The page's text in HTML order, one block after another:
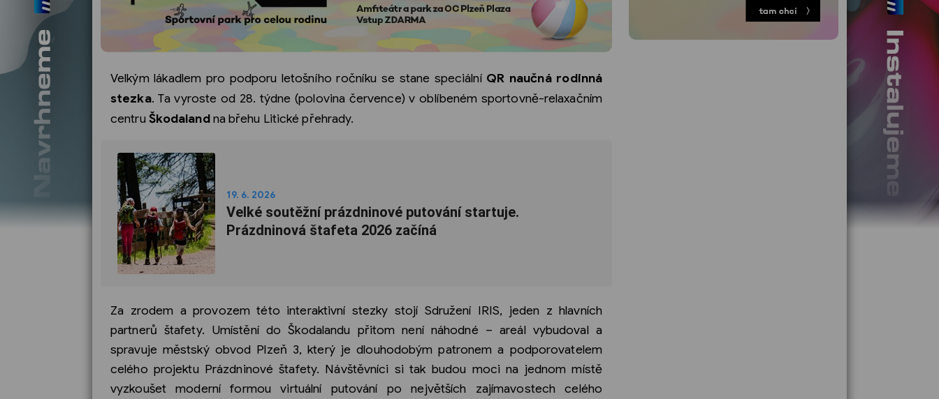
Velkým lákadlem pro podporu letošního ročníku se stane speciální QR naučná rodinná
stezka. Ta vyroste od 28. týdne (polovina července) v oblíbeném sportovně-relaxačním
centru Škodalandna břehu Litické přehrady.
19. 6. 2026
Velké soutěžní prázdninové putování startuje.
Prázdninová štafeta 2026 začíná
Za zrodem a provozem této interaktivní stezky stojí Sdružení IRIS, jeden z hlavních
partnerů štafety. Umístění do Škodalandu přitom není náhodné – areál vybudoval a
spravuje městský obvod Plzeň 3, který je dlouhodobým patronem a podporovatelem
celého projektu Prázdninové štafety. Návštěvníci si tak budou moci na jednom místě
vyzkoušet moderní formou virtuální putování po největších zajímavostech celého